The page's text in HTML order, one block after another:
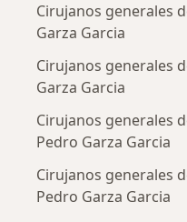
Cirujanos generales
Garza Garcia
Cirujanos generales
Garza Garcia
Cirujanos generales
Pedro Garza Garcia
Cirujanos generales
Pedro Garza Garcia